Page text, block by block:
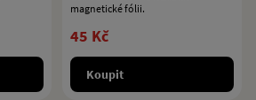
magnetické fólii.
45 Kč
Koupit